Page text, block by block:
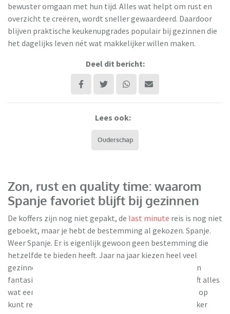
bewuster omgaan met hun tijd. Alles wat helpt om rust en
overzicht te creëren, wordt sneller gewaardeerd. Daardoor
blijven praktische keukenupgrades populair bij gezinnen die
het dagelijks leven nét wat makkelijker willen maken.
Deel dit bericht:
Lees ook:
Ouderschap
Zon, rust en quality time: waarom
Spanje favoriet blijft bij gezinnen
De koffers zijn nog niet gepakt, de last minute reis is nog niet
geboekt, maar je hebt de bestemming al gekozen. Spanje.
Weer Spanje. Er is eigenlijk gewoon geen bestemming die
hetzelfde te bieden heeft. Jaar na jaar kiezen heel veel
gezinnen voor hetzelfde land en dat is geen gebrek aan
fantasie. Het is gewoon een slimme keuze. Spanje heeft alles
wat een goede gezinsvakantie nodig heeft: zon waar je op
kunt rekenen, stranden die voor iedereen leuk zijn, lekker